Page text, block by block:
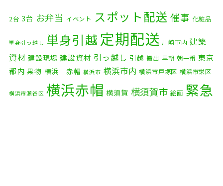
2025年11月(4)
2025年10月(9)
2025年9月
(3)
2025年8月(2)
2025年7月(6)
2台 3台 お弁当 イベント スポット配送 催事 化粧品
単身引っ越し 単身引越 定期配送 川崎市内 建築
資材 建設現場 建設資材 引っ越し 引越 搬出 早朝 朝一番 東京
都内 果物 横浜 赤帽 横浜市 横浜市内 横浜市戸塚区 横浜市栄区
横浜市瀬谷区 横浜赤帽 横須賀 横須賀市 絵画 緊急